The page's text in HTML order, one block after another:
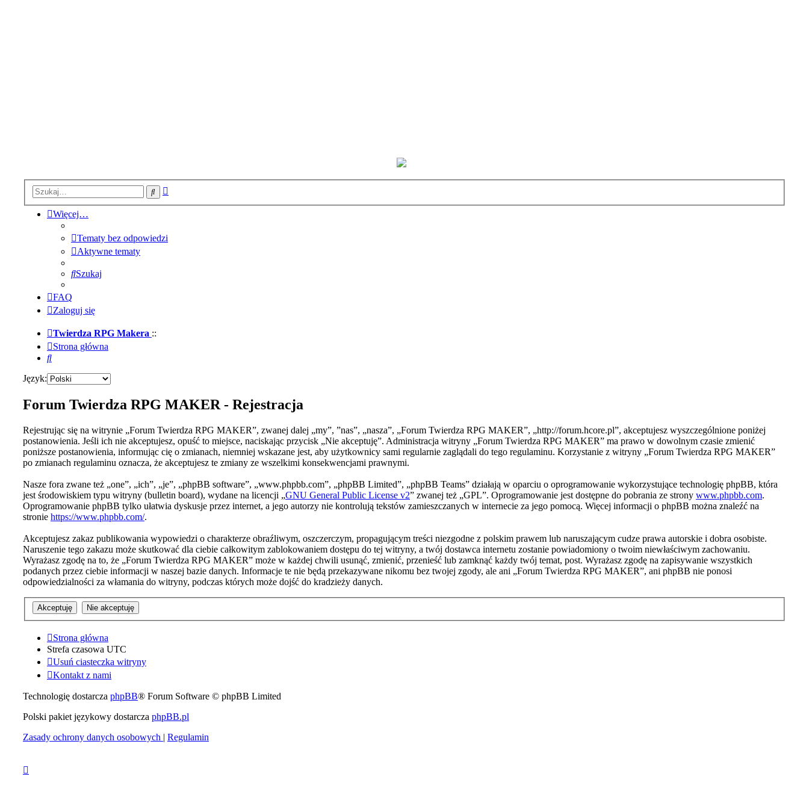
Szukaj
Więcej…
Tematy bez odpowiedzi
Aktywne tematy
Szukaj
FAQ
Zaloguj się
Twierdza RPG Makera ::
Strona główna
Szukaj
Język:
Forum Twierdza RPG MAKER - Rejestracja
Rejestrując się na witrynie „Forum Twierdza RPG MAKER”, zwanej dalej „my”, ”nas”, „nasza”, „Forum Twierdza RPG MAKER”, „http://forum.hcore.pl”, akceptujesz wyszczególnione poniżej
postanowienia. Jeśli ich nie akceptujesz, opuść to miejsce, naciskając przycisk „Nie akceptuję”. Administracja witryny „Forum Twierdza RPG MAKER” ma prawo w dowolnym czasie zmienić
poniższe postanowienia, informując cię o zmianach, niemniej wskazane jest, aby użytkownicy sami regularnie zaglądali do tego regulaminu. Korzystanie z witryny „Forum Twierdza RPG MAKER”
po zmianach regulaminu oznacza, że akceptujesz te zmiany ze wszelkimi konsekwencjami prawnymi.
Nasze fora zwane też „one”, „ich”, „je”, „phpBB software”, „www.phpbb.com”, „phpBB Limited”, „phpBB Teams” działają w oparciu o oprogramowanie wykorzystujące technologię phpBB, która
jest środowiskiem typu witryny (bulletin board), wydane na licencji „GNU General Public License v2” zwanej też „GPL”. Oprogramowanie jest dostępne do pobrania ze strony www.phpbb.com.
Oprogramowanie phpBB tylko ułatwia dyskusje przez internet, a jego autorzy nie kontrolują tekstów zamieszczanych w internecie za jego pomocą. Więcej informacji o phpBB można znaleźć na
stronie https://www.phpbb.com/.
Akceptujesz zakaz publikowania wypowiedzi o charakterze obraźliwym, oszczerczym, propagującym treści niezgodne z polskim prawem lub naruszającym cudze prawa autorskie i dobra osobiste.
Naruszenie tego zakazu może skutkować dla ciebie całkowitym zablokowaniem dostępu do tej witryny, a twój dostawca internetu zostanie powiadomiony o twoim niewłaściwym zachowaniu.
Wyrażasz zgodę na to, że „Forum Twierdza RPG MAKER” może w każdej chwili usunąć, zmienić, przenieść lub zamknąć każdy twój temat, post. Wyrażasz zgodę na zapisywanie wszystkich
podanych przez ciebie informacji w naszej bazie danych. Informacje te nie będą przekazywane nikomu bez twojej zgody, ale ani „Forum Twierdza RPG MAKER”, ani phpBB nie ponosi
odpowiedzialności za włamania do witryny, podczas których może dojść do kradzieży danych.
Strona główna
Strefa czasowa UTC
Usuń ciasteczka witryny
Kontakt z nami
Technologię dostarcza phpBB® Forum Software © phpBB Limited
Polski pakiet językowy dostarcza phpBB.pl
Zasady ochrony danych osobowych | Regulamin